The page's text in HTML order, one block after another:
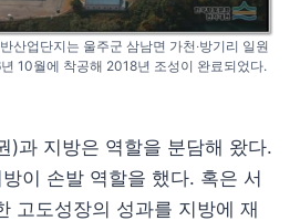
산업단지는 울주군 삼남면 가천‧방기리 일원
10월에 착공해 2018년 조성이 완료되었다.
)과 지방은 역할을 분담해 왔다.
이 손발 역할을 했다. 혹은 서
고도성장의 성과를 지방에 재